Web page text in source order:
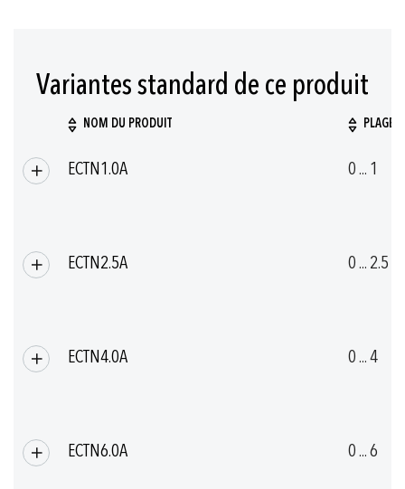
Affleurante
Haute résistance à la corrosion
Variantes standard de ce produit
produits
groupés
NOM DU PRODUIT PLAGE
ECTN1.0A 0 ... 1
ECTN2.5A 0 ... 2.5
ECTN4.0A 0 ... 4
ECTN6.0A 0 ... 6